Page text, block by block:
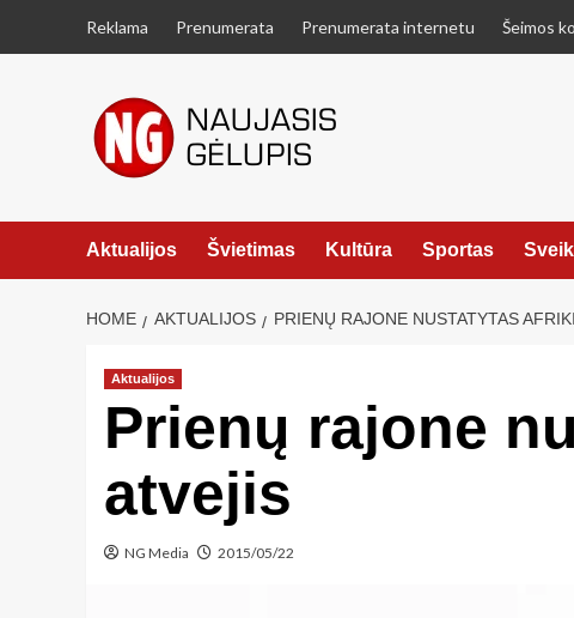
Reklama Prenumerata Prenumerata internetu Šeimos
Aktualijos Švietimas Kultūra Sportas
HOME AKTUALIJOS PRIENŲ RAJONE NUSTATYTAS
Aktualijos
Prienų rajone
atvejis
NG Media 2015/05/22